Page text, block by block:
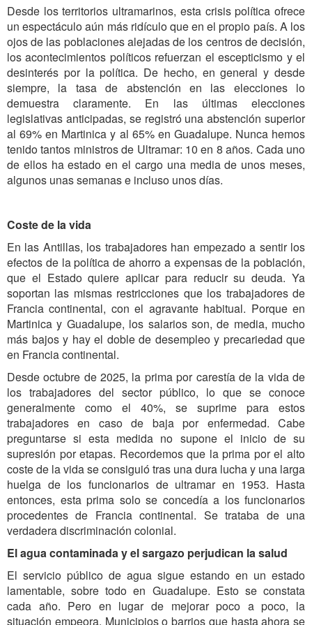
Desde los territorios ultramarinos, esta crisis política ofrece
un espectáculo aún más ridículo que en el propio país. A los
ojos de las poblaciones alejadas de los centros de decisión,
los acontecimientos políticos refuerzan el escepticismo y el
desinterés por la política. De hecho, en general y desde
siempre, la tasa de abstención en las elecciones lo
demuestra claramente. En las últimas elecciones
legislativas anticipadas, se registró una abstención superior
al 69% en Martinica y al 65% en Guadalupe. Nunca hemos
tenido tantos ministros de Ultramar: 10 en 8 años. Cada uno
de ellos ha estado en el cargo una media de unos meses,
algunos unas semanas e incluso unos días.
Coste de la vida
En las Antillas, los trabajadores han empezado a sentir los
efectos de la política de ahorro a expensas de la población,
que el Estado quiere aplicar para reducir su deuda. Ya
soportan las mismas restricciones que los trabajadores de
Francia continental, con el agravante habitual. Porque en
Martinica y Guadalupe, los salarios son, de media, mucho
más bajos y hay el doble de desempleo y precariedad que
en Francia continental.
Desde octubre de 2025, la prima por carestía de la vida de
los trabajadores del sector público, lo que se conoce
generalmente como el 40%, se suprime para estos
trabajadores en caso de baja por enfermedad. Cabe
preguntarse si esta medida no supone el inicio de su
supresión por etapas. Recordemos que la prima por el alto
coste de la vida se consiguió tras una dura lucha y una larga
huelga de los funcionarios de ultramar en 1953. Hasta
entonces, esta prima solo se concedía a los funcionarios
procedentes de Francia continental. Se trataba de una
verdadera discriminación colonial.
El agua contaminada y el sargazo perjudican la salud
El servicio público de agua sigue estando en un estado
lamentable, sobre todo en Guadalupe. Esto se constata
cada año. Pero en lugar de mejorar poco a poco, la
situación empeora. Municipios o barrios que hasta ahora se